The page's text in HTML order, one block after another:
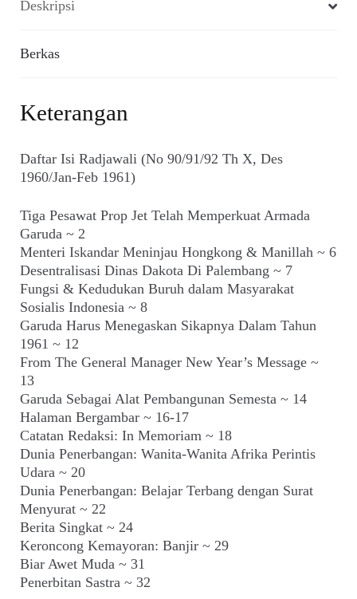
Deskripsi
Berkas
Keterangan
Daftar Isi Radjawali (No 90/91/92 Th X, Des
1960/Jan-Feb 1961)
Tiga Pesawat Prop Jet Telah Memperkuat Armada
Garuda ~ 2
Menteri Iskandar Meninjau Hongkong & Manillah ~ 6
Desentralisasi Dinas Dakota Di Palembang ~ 7
Fungsi & Kedudukan Buruh dalam Masyarakat
Sosialis Indonesia ~ 8
Garuda Harus Menegaskan Sikapnya Dalam Tahun
1961 ~ 12
From The General Manager New Year’s Message ~
13
Garuda Sebagai Alat Pembangunan Semesta ~ 14
Halaman Bergambar ~ 16-17
Catatan Redaksi: In Memoriam ~ 18
Dunia Penerbangan: Wanita-Wanita Afrika Perintis
Udara ~ 20
Dunia Penerbangan: Belajar Terbang dengan Surat
Menyurat ~ 22
Berita Singkat ~ 24
Keroncong Kemayoran: Banjir ~ 29
Biar Awet Muda ~ 31
Penerbitan Sastra ~ 32